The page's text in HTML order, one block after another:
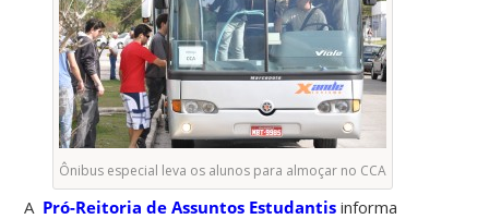
Ônibus especial leva os alunos para almoçar no CCA
A Pró-Reitoria de Assuntos Estudantis informa